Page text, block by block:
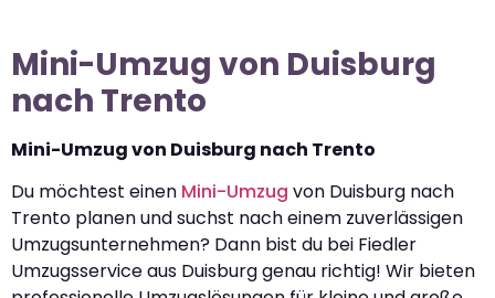
Mini-Umzug von Duisburg
nach Trento
Mini-Umzug von Duisburg nach Trento
Du möchtest einen Mini-Umzug von Duisburg nach
Trento planen und suchst nach einem zuverlässigen
Umzugsunternehmen? Dann bist du bei Fiedler
Umzugsservice aus Duisburg genau richtig! Wir bieten